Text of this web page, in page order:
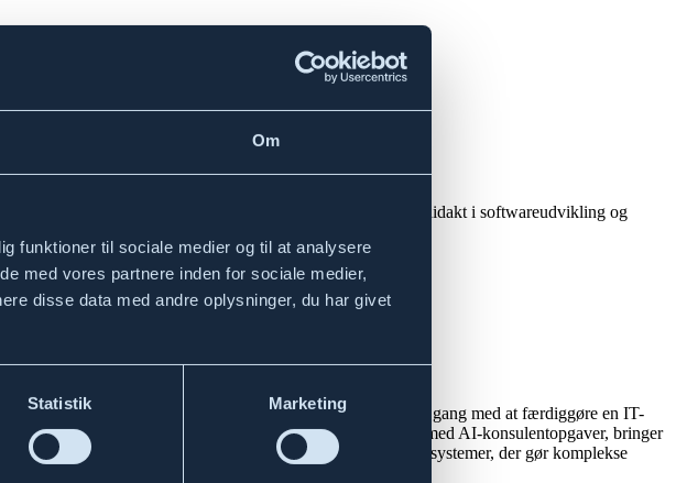
Om
funktioner til sociale medier og til at analysere
med vores partnere inden for sociale medier,
disse data med andre oplysninger, du har givet
Statistik Marketing
Nina er uddannet bachelor i politisk videnskab og er autodidakt i softwareudvikling og
til praktiske redskaber, der skaber værdi for jer.
processer og skaber værdi for vores kunder. Han er i gang med at færdiggøre en IT-
baggrund inden for IT og softwareudvikling samt erfaring med AI-konsulentopgaver, bringer
innovative løsninger og arbejder målrettet på at udvikle systemer, der gør komplekse